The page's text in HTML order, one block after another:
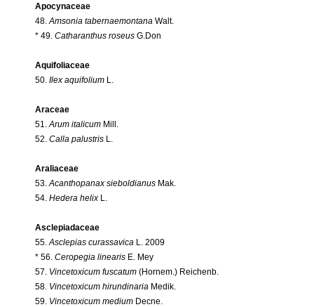
Apocynaceae
48.Amsonia tabernaemontana Walt.
* 49. Catharanthus roseus G.Don
Aquifoliaceae
50. Ilex aquifolium L.
Araceae
51.Arum italicum Mill.
52. Calla palustris L.
Araliaceae
53.Acanthopanax sieboldianus Mak.
54. Hedera helix L.
Asclepiadaceae
55.Asclepias curassavica L. 2009
* 56. Ceropegia linearis E. Mey
57. Vincetoxicum fuscatum (Hornem.) Reichenb.
58. Vincetoxicum hirundinaria Medik.
59. Vincetoxicum medium Decne.